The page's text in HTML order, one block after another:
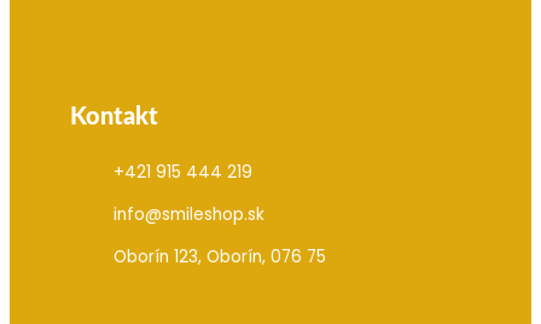
Kontakt
+421 915 444 219
info@smileshop.sk
Oborín 123, Oborín, 076 75